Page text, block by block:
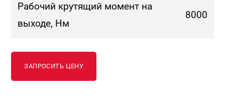
Рабочий крутящий момент на
выходе, Нм
8000
ЗАПРОСИТЬ ЦЕНУ